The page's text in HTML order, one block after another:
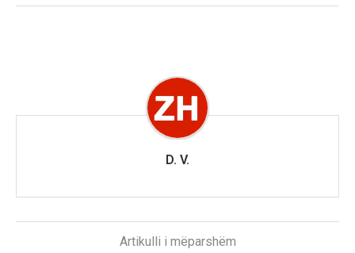
D. V.
Artikulli i mëparshëm